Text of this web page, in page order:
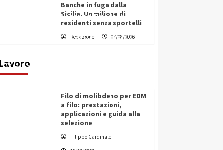
Banche in fuga dalla
Sicilia. Un milione di
residenti senza sportelli
Redazione 07/08/2026
Lavoro
L’ingegnere saccense Buscarnera
partner chiave di un progetto
transnazionale per la transizione
Filippo Cardinale
Filo di molibdeno per EDM
a filo: prestazioni,
applicazioni e guida alla
selezione
Filippo Cardinale